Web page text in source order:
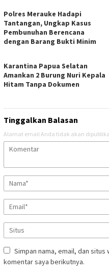
Polres Merauke Hadapi
Tantangan, Ungkap Kasus
Pembunuhan Berencana
dengan Barang Bukti Minim
Karantina Papua Selatan
Amankan 2 Burung Nuri Kepala
Hitam Tanpa Dokumen
Tinggalkan Balasan
Alamat email Anda tidak akan
Simpan nama, email, dan
komentar saya berikutnya.